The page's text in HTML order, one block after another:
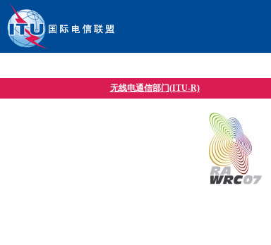
无线电通信部门(ITU-R)